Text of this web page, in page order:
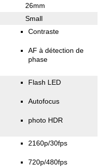
26mm
Small
Contraste
AF à détection de
phase
Flash LED
Autofocus
photo HDR
2160p/30fps
720p/480fps